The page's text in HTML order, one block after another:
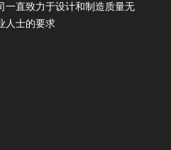
一直致力于设计和制造质量无
人士的要求